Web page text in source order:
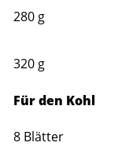
280 g
320 g
Für den Kohl
8 Blätter